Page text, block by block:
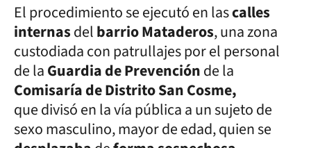
El procedimiento se ejecutó en lascalles
internasdelbarrio Mataderos, una zona
custodiada con patrullajes por el personal
de laGuardia de Prevenciónde la
Comisaría de Distrito San Cosme,
que divisó en la vía pública a un sujeto de
sexo masculino, mayor de edad, quien se